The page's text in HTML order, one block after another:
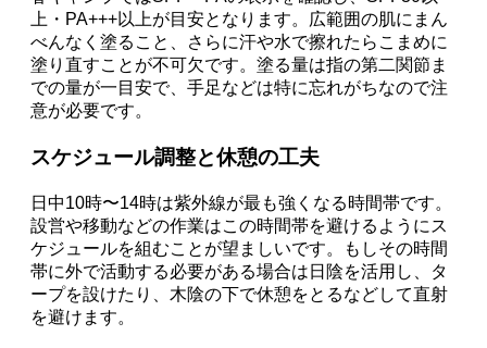
上・PA+++以上が目安となります。広範囲の肌にまん
べんなく塗ること、さらに汗や水で擦れたらこまめに
塗り直すことが不可欠です。塗る量は指の第二関節ま
での量が一目安で、手足などは特に忘れがちなので注
意が必要です。
スケジュール調整と休憩の工夫
日中10時〜14時は紫外線が最も強くなる時間帯です。
設営や移動などの作業はこの時間帯を避けるようにス
ケジュールを組むことが望ましいです。もしその時間
帯に外で活動する必要がある場合は日陰を活用し、タ
ープを設けたり、木陰の下で休憩をとるなどして直射
を避けます。